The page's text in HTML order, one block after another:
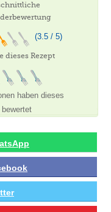
(3.5 / 5)
dieses Rezept
haben dieses
bewertet